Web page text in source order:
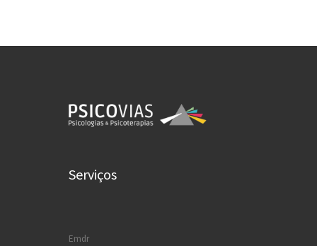
Serviços
Emdr